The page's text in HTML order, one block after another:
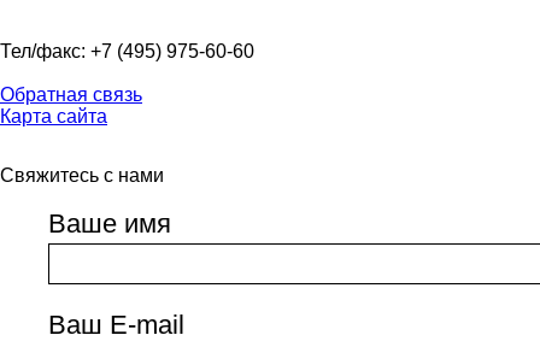
Тел/факс: +7 (495) 975-60-60
Обратная связь
Карта сайта
Свяжитесь с нами
Ваше имя
Ваш E-mail